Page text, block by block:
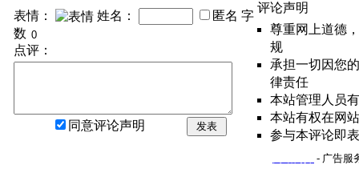
表情： 姓名： 匿名 字
数
点评：
同意评论声明 发表
评论声明
尊重网上道德
规
承担一切因您
律责任
本站管理人员
本站有权在网
参与本评论即
- 广告服